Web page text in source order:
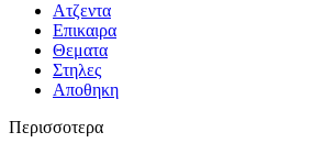
Ατζεντα
Επικαιρα
Θεματα
Στηλες
Αποθηκη
Περισσοτερα